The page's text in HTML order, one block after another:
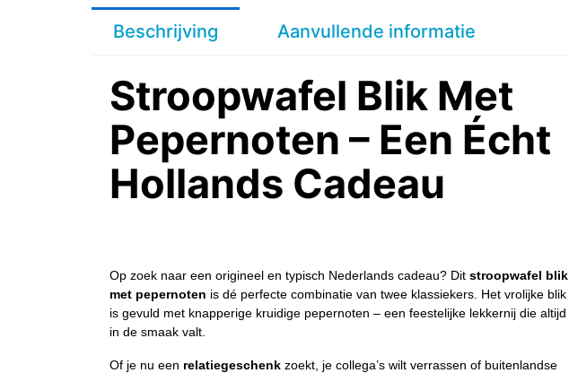
Beschrijving Aanvullende informatie
Stroopwafel Blik Met
Pepernoten – Een Écht
Hollands Cadeau
Op zoek naar een origineel en typisch Nederlands cadeau? Dit stroopwafel blik
met pepernoten is dé perfecte combinatie van twee klassiekers. Het vrolijke blik
is gevuld met knapperige kruidige pepernoten – een feestelijke lekkernij die altijd
in de smaak valt.
Of je nu een relatiegeschenk zoekt, je collega’s wilt verrassen of buitenlandse